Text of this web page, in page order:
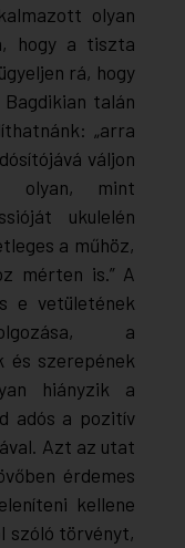
olyan
hogy a tiszta
rá, hogy
talán
„arra
váljon
olyan, mint
ját ukulelén
a műhöz,
mérten is.” A
e vetületének
a
és szerepének
hiányzik a
adós a pozitív
Azt az utat
érdemes
kellene
szóló törvényt,